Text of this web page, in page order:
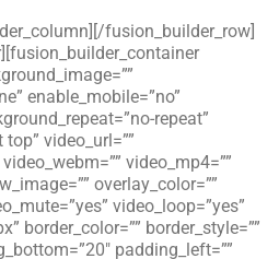
fusion_builder_row]
enable_mobile=”no”
repeat”
video_url=””
video_mp4=””
overlay_color=””
video_loop=”yes”
border_color=”” border_style=””
padding_left=””